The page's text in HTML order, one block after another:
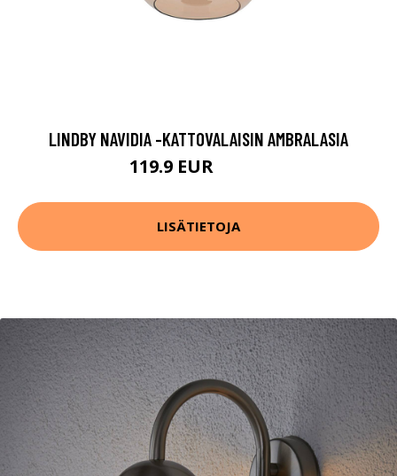
LINDBY NAVIDIA -KATTOVALAISIN AMBRALASIA
119.9 EUR
LISÄTIETOJA